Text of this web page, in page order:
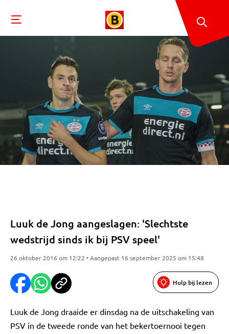
Luuk de Jong aangeslagen: 'Slechtste
wedstrijd sinds ik bij PSV speel'
26 oktober 2016 om 12:22 • Aangepast 16 september 2025 om 15:48
Hulp bij lezen
Luuk de Jong draaide er dinsdag na de uitschakeling van
PSV in de tweede ronde van het bekertoernooi tegen